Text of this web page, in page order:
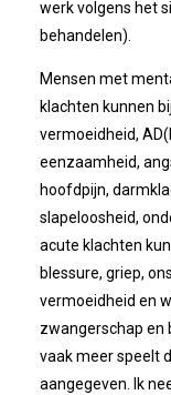
2024-
Mooi
werk volgens het
behandelen).
Mensen met
klachten kunnen
vermoeidheid,
eenzaamheid,
hoofdpijn,
slapeloosheid,
acute klachten
blessure, griep,
vermoeidheid en
zwangerschap en
vaak meer speelt
aangegeven. Ik